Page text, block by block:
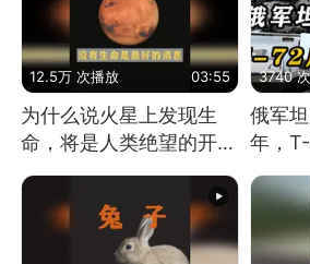
12.5万 次播放 03:55
为什么说火星上发现生
命，将是人类绝望的开
始？
3740
俄军
年，